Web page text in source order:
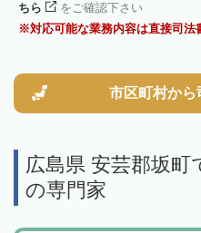
ちら
をご確認下さい
対応可能な業務内容は直接司
市区町村から
広島県 安芸郡坂
の専門家